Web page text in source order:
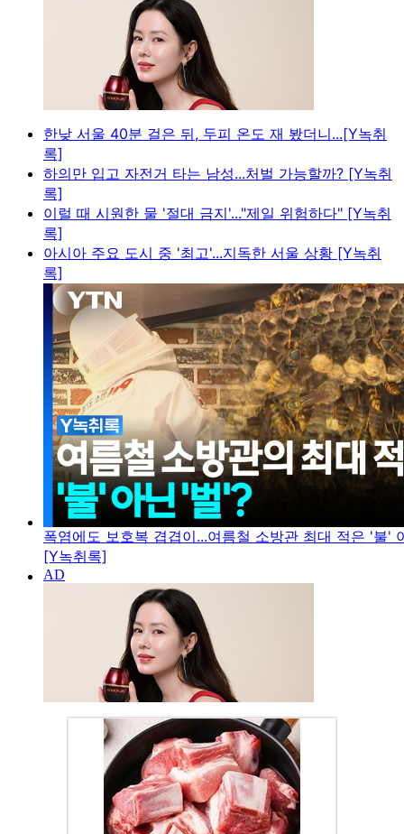
한낮 서울 40분 걸은 뒤, 두피 온도 재 봤더니...[Y녹취
록]
하의만 입고 자전거 타는 남성...처벌 가능할까? [Y녹취
록]
이럴 때 시원한 물 '절대 금지'..."제일 위험하다" [Y녹취
록]
아시아 주요 도시 중 '최고'...지독한 서울 상황 [Y녹취
록]
폭염에도 보호복 겹겹이...여름철 소방관 최대 적은 '불'
[Y녹취록]